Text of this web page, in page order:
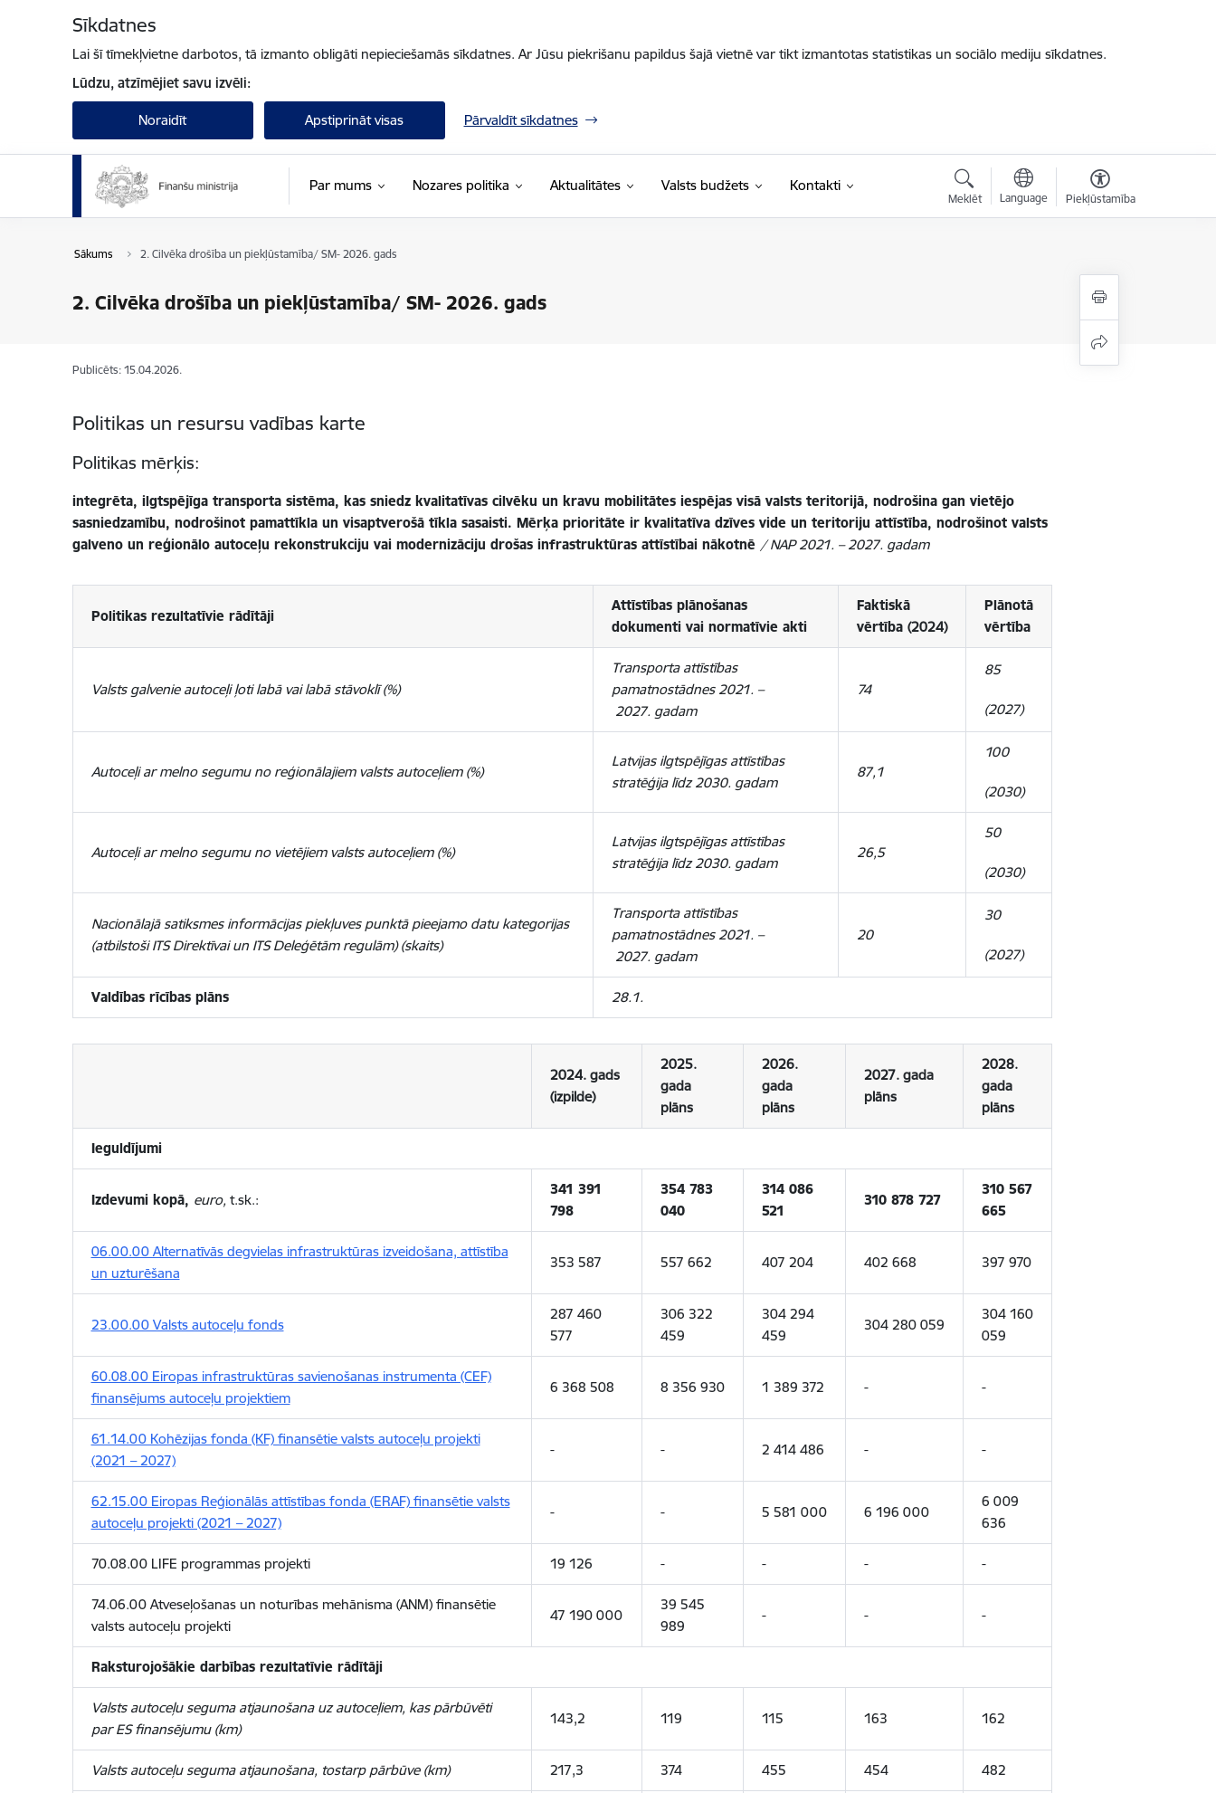
Sīkdatnes
Lai šī tīmekļvietne darbotos, tā izmanto obligāti nepieciešamās sīkdatnes. Ar Jūsu piekrišanu papildus šajā vietnē var tikt izmantotas statistikas un sociālo mediju sīkdatnes.
Lūdzu, atzīmējiet savu izvēli:
Noraidīt Apstiprināt visas Pārvaldīt sīkdatnes
Par mums Nozares politika Aktualitātes Valsts budžets Kontakti
Meklēt Language Piekļūstamība
Sākums 2. Cilvēka drošība un piekļūstamība/ SM- 2026. gads
2. Cilvēka drošība un piekļūstamība/ SM- 2026. gads
Publicēts: 15.04.2026.
Politikas un resursu vadības karte
Politikas mērķis:
integrēta, ilgtspējīga transporta sistēma, kas sniedz kvalitatīvas cilvēku un kravu mobilitātes iespējas visā valsts teritorijā, nodrošina gan vietējo
sasniedzamību, nodrošinot pamattīkla un visaptverošā tīkla sasaisti. Mērķa prioritāte ir kvalitatīva dzīves vide un teritoriju attīstība, nodrošinot valsts
galveno un reģionālo autoceļu rekonstrukciju vai modernizāciju drošas infrastruktūras attīstībai nākotnē / NAP 2021. – 2027. gadam
Politikas rezultatīvie rādītāji
Attīstības plānošanas
dokumenti vai normatīvie akti
Faktiskā
vērtība (2024)
Plānotā
vērtība
Valsts galvenie autoceļi ļoti labā vai labā stāvoklī (%)
Transporta attīstības
pamatnostādnes 2021. –
2027. gadam
74
85
(2027)
Autoceļi ar melno segumu no reģionālajiem valsts autoceļiem (%)
Latvijas ilgtspējīgas attīstības
stratēģija līdz 2030. gadam
87,1
100
(2030)
Autoceļi ar melno segumu no vietējiem valsts autoceļiem (%)
Latvijas ilgtspējīgas attīstības
stratēģija līdz 2030. gadam
26,5
50
(2030)
Nacionālajā satiksmes informācijas piekļuves punktā pieejamo datu kategorijas
(atbilstoši ITS Direktīvai un ITS Deleģētām regulām) (skaits)
Transporta attīstības
pamatnostādnes 2021. –
2027. gadam
20
30
(2027)
Valdības rīcības plāns 28.1.
2024. gads
(izpilde)
2025.
gada
plāns
2026.
gada
plāns
2027. gada
plāns
2028.
gada
plāns
Ieguldījumi
Izdevumi kopā, euro, t.sk.:
341 391
798
354 783
040
314 086
521
310 878 727
310 567
665
06.00.00 Alternatīvās degvielas infrastruktūras izveidošana, attīstība
un uzturēšana
353 587 557 662 407 204 402 668 397 970
23.00.00 Valsts autoceļu fonds
287 460
577
306 322
459
304 294
459
304 280 059
304 160
059
60.08.00 Eiropas infrastruktūras savienošanas instrumenta (CEF)
finansējums autoceļu projektiem
6 368 508 8 356 930 1 389 372 - -
61.14.00 Kohēzijas fonda (KF) finansētie valsts autoceļu projekti
(2021 – 2027)
- - 2 414 486 - -
62.15.00 Eiropas Reģionālās attīstības fonda (ERAF) finansētie valsts
autoceļu projekti (2021 – 2027)
- - 5 581 000 6 196 000
6 009
636
70.08.00 LIFE programmas projekti 19 126 - - - -
74.06.00 Atveseļošanas un noturības mehānisma (ANM) finansētie
valsts autoceļu projekti
47 190 000
39 545
989
- - -
Raksturojošākie darbības rezultatīvie rādītāji
Valsts autoceļu seguma atjaunošana uz autoceļiem, kas pārbūvēti
par ES finansējumu (km)
143,2 119 115 163 162
Valsts autoceļu seguma atjaunošana, tostarp pārbūve (km) 217,3 374 455 454 482